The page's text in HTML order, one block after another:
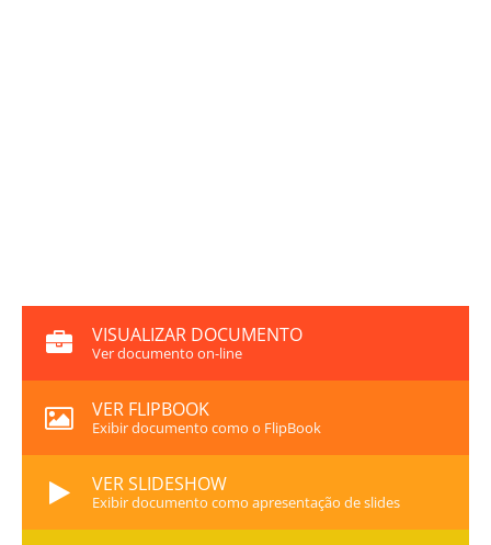
VISUALIZAR DOCUMENTO
Ver documento on-line
VER FLIPBOOK
Exibir documento como o FlipBook
VER SLIDESHOW
Exibir documento como apresentação de slides